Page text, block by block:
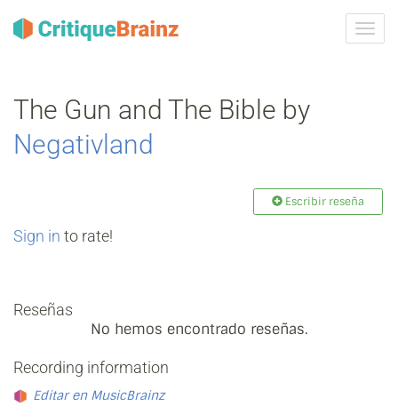
la
The Gun and The Bible by
Negativland
Escribir reseña
Sign in to rate!
Reseñas
No hemos encontrado reseñas.
Recording information
Editar en MusicBrainz